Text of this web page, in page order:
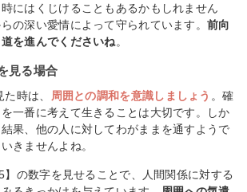
にはくじけることもあるかもしれません
の深い愛情によって守られています。前向
を進んでくださいね。
見る場合
時は、 周囲との調和を意識しましょう 。確
一番に考えて生きることは大切です。しか
果、他の人に対してわがままを通すようで
きませんよね。
の数字を見せることで、人間関係に対する